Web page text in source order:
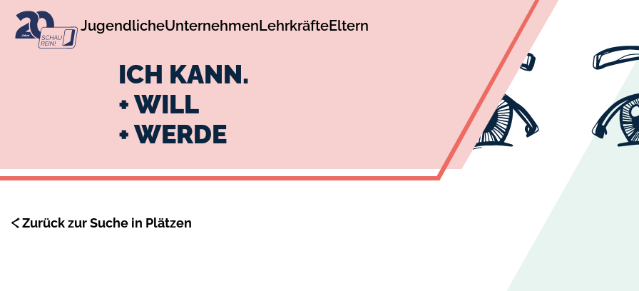
Navigation
zum
Inhalt
JugendlicheUnternehmenLehrkräfteEltern
ICH KANN.
+ WILL
+ WERDE
Zurück zur Suche in Plätzen